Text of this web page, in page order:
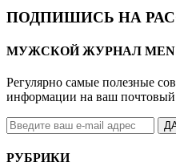
ПОДПИШИСЬ НА
МУЖСКОЙ ЖУРНАЛ
Регулярно самые полезные
информации на ваш
РУБРИКИ